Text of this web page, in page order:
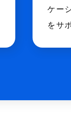
ケー
をサ